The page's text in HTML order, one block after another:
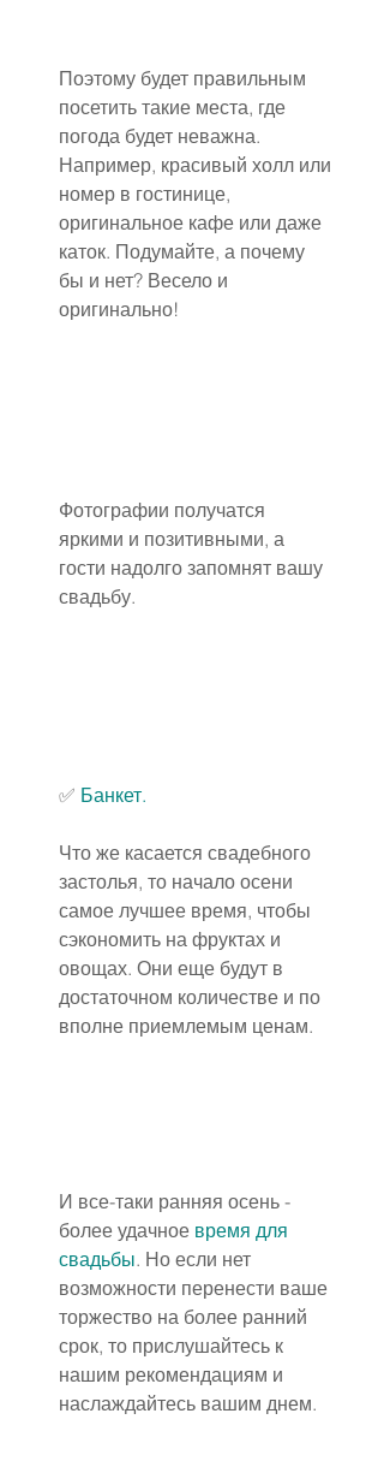
Поэтому будет правильным
посетить такие места, где
погода будет неважна.
Например, красивый холл или
номер в гостинице,
оригинальное кафе или даже
каток. Подумайте, а почему
бы и нет? Весело и
оригинально!
Фотографии получатся
яркими и позитивными, а
гости надолго запомнят вашу
свадьбу.
✅ Банкет.
Что же касается свадебного
застолья, то начало осени
самое лучшее время, чтобы
сэкономить на фруктах и
овощах. Они еще будут в
достаточном количестве и по
вполне приемлемым ценам.
И все-таки ранняя осень -
более удачное время для
свадьбы. Но если нет
возможности перенести ваше
торжество на более ранний
срок, то прислушайтесь к
нашим рекомендациям и
наслаждайтесь вашим днем.